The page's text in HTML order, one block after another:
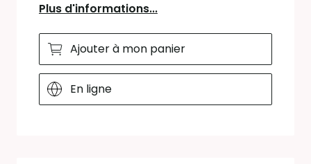
Plus d'informations...
Ajouter à mon panier
En ligne